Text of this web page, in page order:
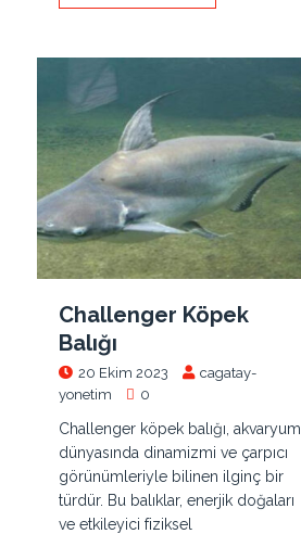
Challenger Köpek
Balığı
20 Ekim 2023
cagatay-
yonetim
0
Challenger köpek balığı, akvaryum
dünyasında dinamizmi ve çarpıcı
görünümleriyle bilinen ilginç bir
türdür. Bu balıklar, enerjik doğaları
ve etkileyici fiziksel